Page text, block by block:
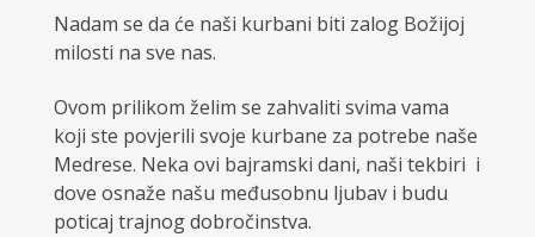
Nadam se da će naši kurbani biti zalog Božijoj
milosti na sve nas.
Ovom prilikom želim se zahvaliti svima vama
koji ste povjerili svoje kurbane za potrebe naše
Medrese. Neka ovi bajramski dani, naši tekbiri i
dove osnaže našu međusobnu ljubav i budu
poticaj trajnog dobročinstva.